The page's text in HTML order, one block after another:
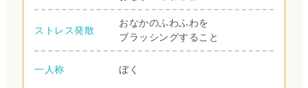
ストレス発散
おなかのふわふわを
ブラッシングすること
一人称 ぼく